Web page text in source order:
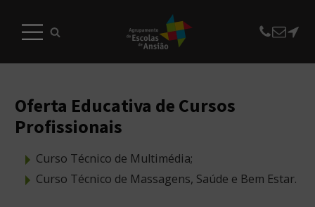
Oferta Educativa de Cursos
Profissionais
Curso Técnico de Multimédia;
Curso Técnico de Massagens, Saúde e Bem Estar.